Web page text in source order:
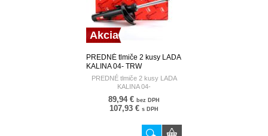
Akcia
PREDNÉ tlmiče 2 kusy LADA
KALINA 04- TRW
PREDNÉ tlmiče 2 kusy LADA
KALINA 04-
89,94 € bez DPH
107,93 € s DPH